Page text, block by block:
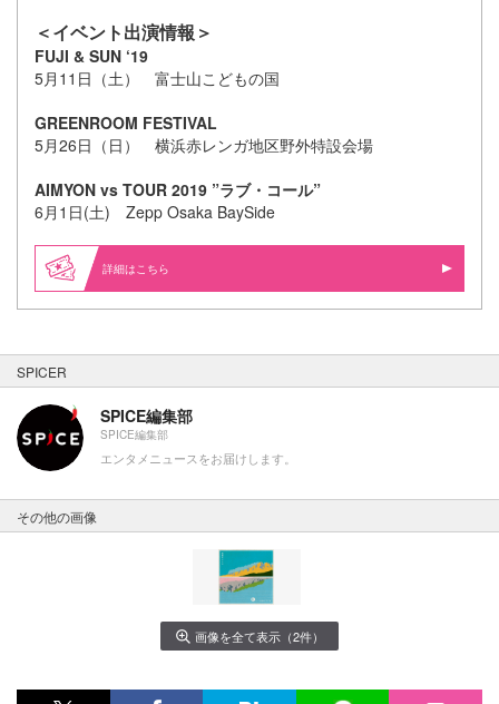
＜イベント出演情報＞
FUJI & SUN ‘19
5月11日（土） 富士山こどもの国
GREENROOM FESTIVAL
5月26日（日） 横浜赤レンガ地区野外特設会場
AIMYON vs TOUR 2019 ”ラブ・コール”
6月1日(土) Zepp Osaka BaySide
詳細はこちら
SPICER
SPICE編集部
SPICE編集部
エンタメニュースをお届けします。
その他の画像
画像を全て表示（2件）